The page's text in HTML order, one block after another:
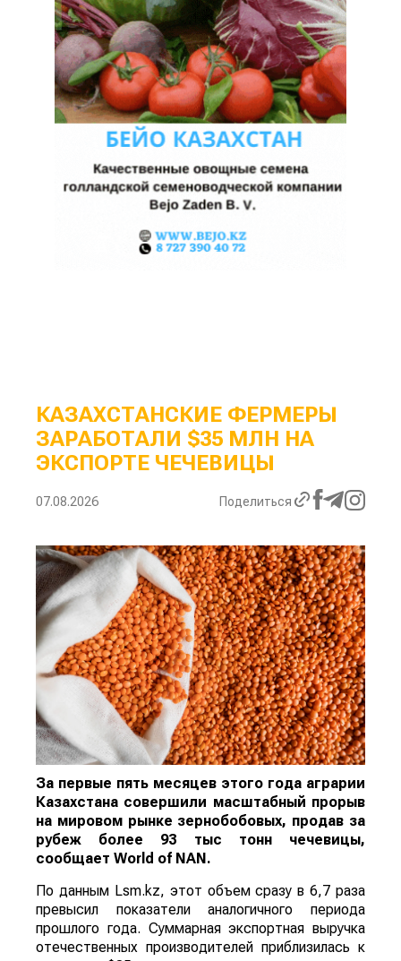
КАЗАХСТАНСКИЕ ФЕРМЕРЫ
ЗАРАБОТАЛИ $35 МЛН НА
ЭКСПОРТЕ ЧЕЧЕВИЦЫ
07.08.2026 Поделиться
За первые пять месяцев этого года аграрии
Казахстана совершили масштабный прорыв
на мировом рынке зернобобовых, продав за
рубеж более 93 тыс тонн чечевицы,
сообщает World of NAN.
По данным Lsm.kz, этот объем сразу в 6,7 раза
превысил показатели аналогичного периода
прошлого года. Суммарная экспортная выручка
отечественных производителей приблизилась к